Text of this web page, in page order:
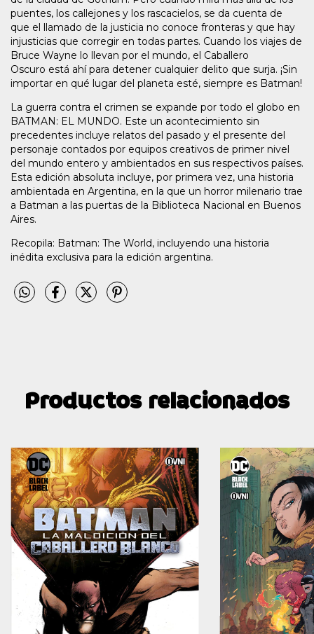
puentes, los callejones y los rascacielos, se da cuenta de
que el llamado de la justicia no conoce fronteras y que hay
injusticias que corregir en todas partes. Cuando los viajes de
Bruce Wayne lo llevan por el mundo, el Caballero
Oscuro está ahí para detener cualquier delito que surja. ¡Sin
importar en qué lugar del planeta esté, siempre es Batman!
La guerra contra el crimen se expande por todo el globo en
BATMAN: EL MUNDO. Este un acontecimiento sin
precedentes incluye relatos del pasado y el presente del
personaje contados por equipos creativos de primer nivel
del mundo entero y ambientados en sus respectivos países.
Esta edición absoluta incluye, por primera vez, una historia
ambientada en Argentina, en la que un horror milenario trae
a Batman a las puertas de la Biblioteca Nacional en Buenos
Aires.
Recopila: Batman: The World, incluyendo una historia
inédita exclusiva para la edición argentina.
Productos relacionados